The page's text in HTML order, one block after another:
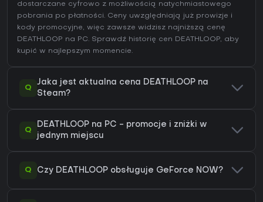
dostarczane cyfrowo z możliwością natychmiastowego
pobrania po płatności. Ceny uwzględniają już prowizje i
kody promocyjne, więc zawsze widzisz najniższą cenę
DEATHLOOP na PC. Sprawdź historię cen DEATHLOOP, aby
kupić w najlepszym momencie.
Q
Jaka jest aktualna cena DEATHLOOP na
Steam?
Q
DEATHLOOP na PC - promocje i zniżki w
jednym miejscu
Q Czy DEATHLOOP obsługuje GeForce NOW?